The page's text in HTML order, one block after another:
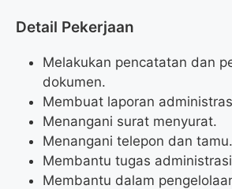
Detail Pekerjaan
Melakukan pencatatan dan
dokumen.
Membuat laporan
Menangani surat menyurat.
Menangani telepon dan tamu.
Membantu tugas
Membantu dalam